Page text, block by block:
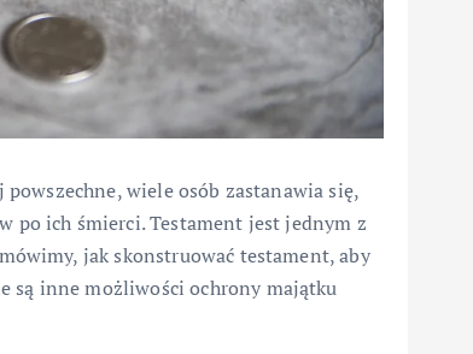
wiele osób zastanawia się,
po ich śmierci. Testament jest jednym z
jak skonstruować testament, aby
są inne możliwości ochrony majątku